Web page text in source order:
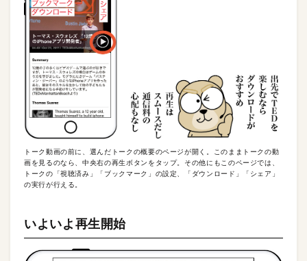
トーク動画の前に、選んだトークの概要のページが開く。このままトークの動
画を見るのなら、中央右の再生ボタンをタップ。その他にもこのページでは、
トークの「視聴済み」「ブックマーク」の設定、「ダウンロード」「シェア」
の実行が行える。
いよいよ再生開始